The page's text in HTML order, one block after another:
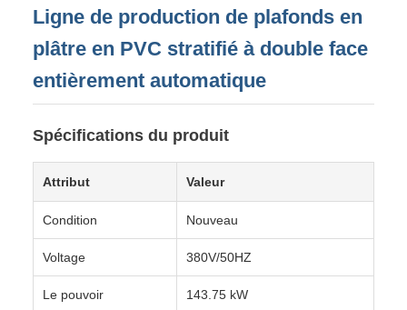
Ligne de production de plafonds en
plâtre en PVC stratifié à double face
entièrement automatique
Spécifications du produit
Attribut Valeur
Condition Nouveau
Voltage 380V/50HZ
Le pouvoir 143.75 kW